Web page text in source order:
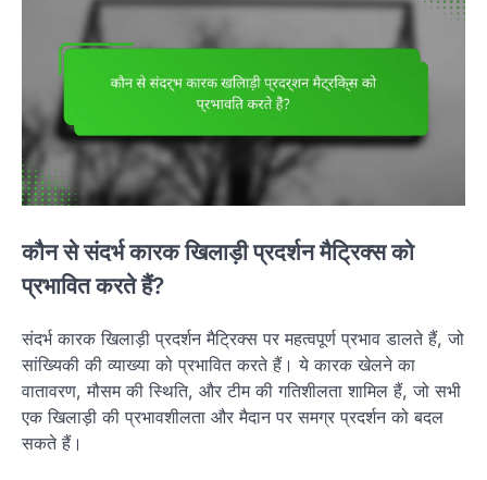
कौन से संदर्भ कारक खिलाड़ी प्रदर्शन मैट्रिक्स को
प्रभावित करते हैं?
संदर्भ कारक खिलाड़ी प्रदर्शन मैट्रिक्स पर महत्वपूर्ण प्रभाव डालते हैं, जो
सांख्यिकी की व्याख्या को प्रभावित करते हैं। ये कारक खेलने का
वातावरण, मौसम की स्थिति, और टीम की गतिशीलता शामिल हैं, जो सभी
एक खिलाड़ी की प्रभावशीलता और मैदान पर समग्र प्रदर्शन को बदल
सकते हैं।